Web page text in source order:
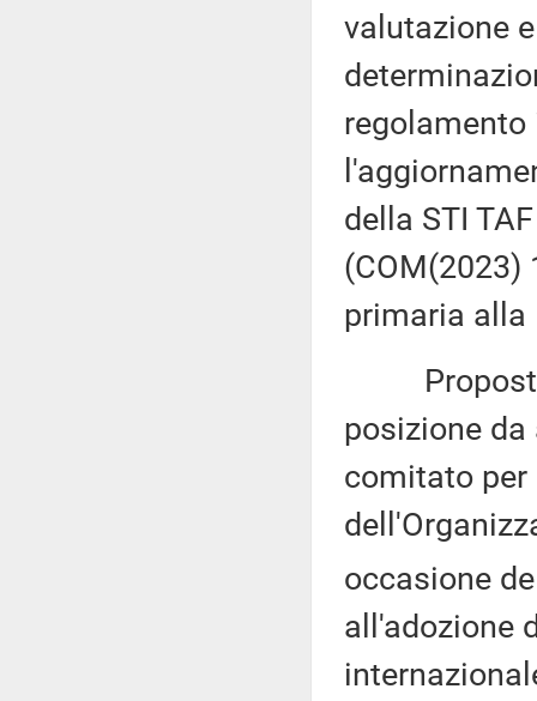
valutazione
della STI
(COM(2023)
primaria alla
Proposta
posizione
comitato
occasione
all'adozione